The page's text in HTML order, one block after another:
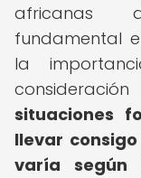
africanas
fundamental
la
situaciones
llevar
varía según